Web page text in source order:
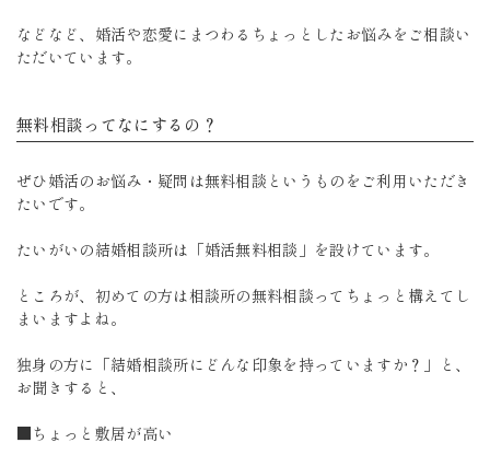
などなど、婚活や恋愛にまつわるちょっとしたお悩みをご相談い
ただいています。
無料相談ってなにするの？
ぜひ婚活のお悩み・疑問は無料相談というものをご利用いただき
たいです。
たいがいの結婚相談所は「婚活無料相談」を設けています。
ところが、初めての方は相談所の無料相談ってちょっと構えてし
まいますよね。
独身の方に「結婚相談所にどんな印象を持っていますか？」と、
お聞きすると、
■ちょっと敷居が高い